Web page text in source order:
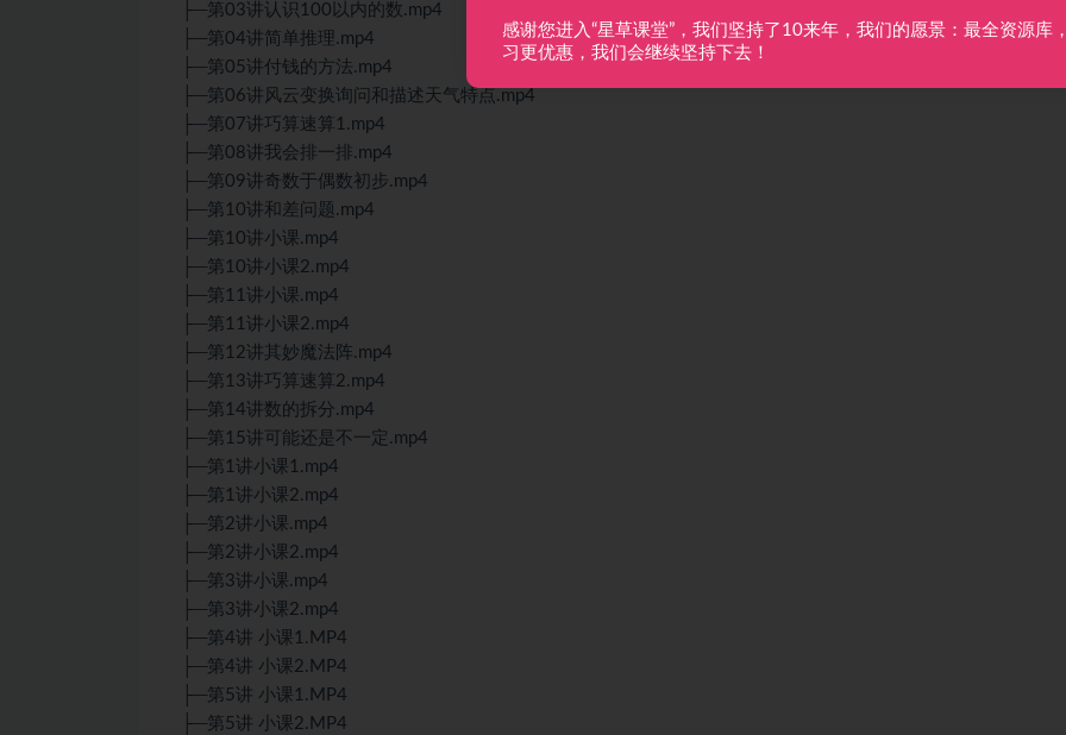
├─第03讲认识100以内的数.mp4
├─第04讲简单推理.mp4
├─第05讲付钱的方法.mp4
├─第06讲风云变换询问和描述天气特点.mp4
├─第07讲巧算速算1.mp4
├─第08讲我会排一排.mp4
├─第09讲奇数于偶数初步.mp4
├─第10讲和差问题.mp4
├─第10讲小课.mp4
├─第10讲小课2.mp4
├─第11讲小课.mp4
├─第11讲小课2.mp4
├─第12讲其妙魔法阵.mp4
├─第13讲巧算速算2.mp4
├─第14讲数的拆分.mp4
├─第15讲可能还是不一定.mp4
├─第1讲小课1.mp4
├─第1讲小课2.mp4
├─第2讲小课.mp4
├─第2讲小课2.mp4
├─第3讲小课.mp4
├─第3讲小课2.mp4
├─第4讲 小课1.MP4
├─第4讲 小课2.MP4
├─第5讲 小课1.MP4
├─第5讲 小课2.MP4
感谢您进入“星草课堂”，我们坚持了10来年，我们的愿景：最全资源库
习更优惠，我们会继续坚持下去！